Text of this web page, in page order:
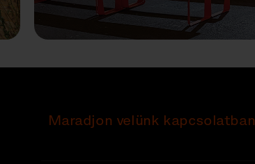
Maradjon velünk kapcsolatban